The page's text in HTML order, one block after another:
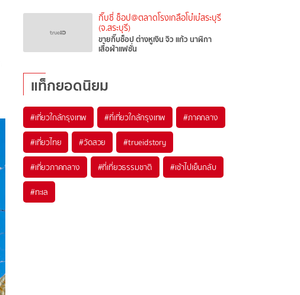
กิ๊บซี่ ช็อป@ตลาดโรงเกลือโบ๋เบ๋สระบุรี
(จ.สระบุรี)
ขายกิ๊บช็อป ต่างหูเงิน จิว แก้ว นาฬิกา
เสื้อผ้าแฟชั่น
แท็กยอดนิยม
#เที่ยวใกล้กรุงเทพ #ที่เที่ยวใกล้กรุงเทพ #ภาคกลาง
#เที่ยวไทย #วัดสวย #trueidstory
#เที่ยวภาคกลาง #ที่เที่ยวธรรมชาติ #เช้าไปเย็นกลับ
#ทะเล